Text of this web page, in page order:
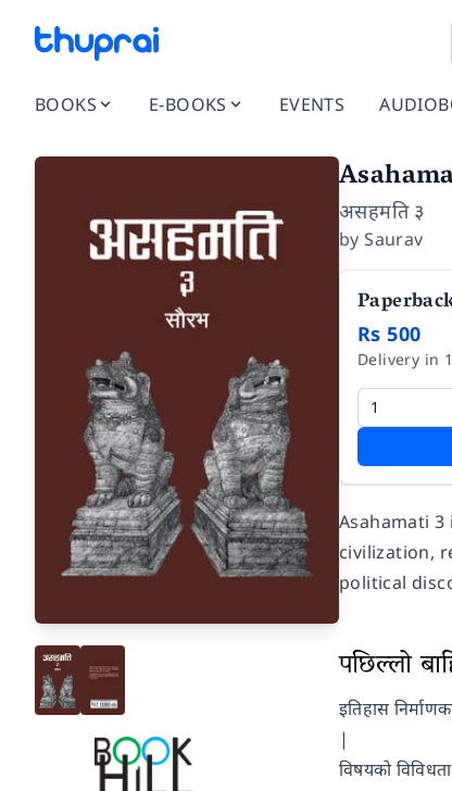
BOOKS E-BOOKS EVENTS
असहमति ३
bySaurav
Rs 500
Delivery in
Asahamati
civilization,
political
पछिल्लो
इतिहास
|
विषयको